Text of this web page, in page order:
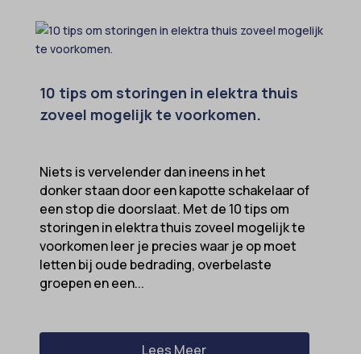
10 tips om storingen in elektra thuis
zoveel mogelijk te voorkomen.
Niets is vervelender dan ineens in het
donker staan door een kapotte schakelaar of
een stop die doorslaat. Met de 10 tips om
storingen in elektra thuis zoveel mogelijk te
voorkomen leer je precies waar je op moet
letten bij oude bedrading, overbelaste
groepen en een...
Lees Meer